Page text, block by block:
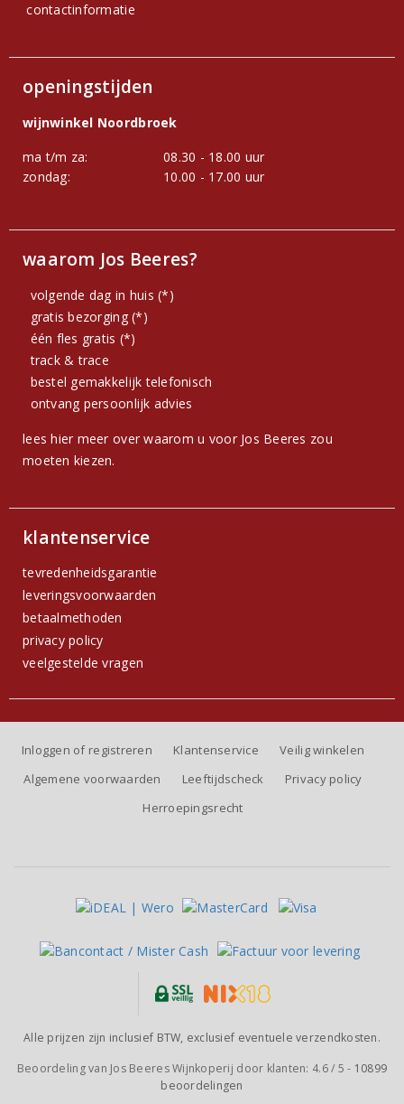
contactinformatie
openingstijden
wijnwinkel Noordbroek
ma t/m za:
08.30 - 18.00 uur
zondag:
10.00 - 17.00 uur
waarom Jos Beeres?
volgende dag in huis (*)
gratis bezorging (*)
één fles gratis (*)
track & trace
bestel gemakkelijk telefonisch
ontvang persoonlijk advies
lees hier meer over waarom u voor Jos Beeres zou
moeten kiezen.
klantenservice
tevredenheidsgarantie
leveringsvoorwaarden
betaalmethoden
privacy policy
veelgestelde vragen
Inloggen of registreren Klantenservice
Veilig winkelen
Algemene voorwaarden
Leeftijdscheck
Privacy policy
Herroepingsrecht
Alle prijzen zijn inclusief BTW, exclusief eventuele verzendkosten.
Beoordeling van Jos Beeres Wijnkoperij door klanten: 4.6/ 5 - 10899
beoordelingen